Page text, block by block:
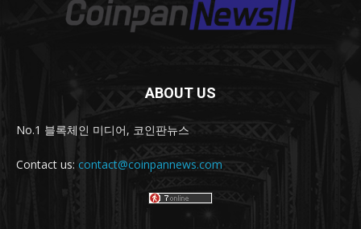
ABOUT US
No.1 블록체인 미디어, 코인판뉴스
Contact us: contact@coinpannews.com